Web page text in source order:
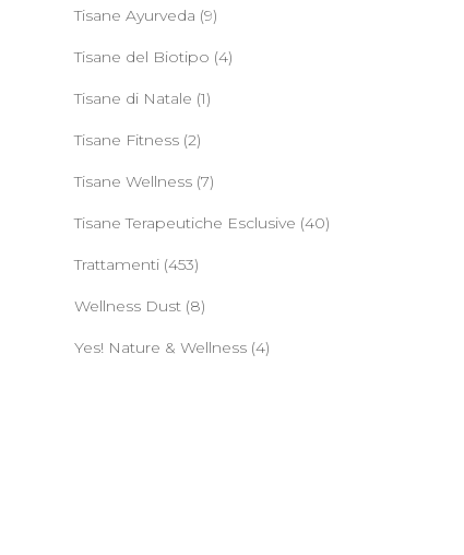
Tisane Ayurveda (9)
Tisane del Biotipo (4)
Tisane di Natale (1)
Tisane Fitness (2)
Tisane Wellness (7)
Tisane Terapeutiche Esclusive (40)
Trattamenti (453)
Wellness Dust (8)
Yes! Nature & Wellness (4)